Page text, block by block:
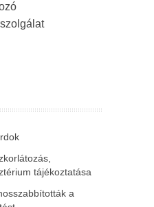
tájékoztatása
a